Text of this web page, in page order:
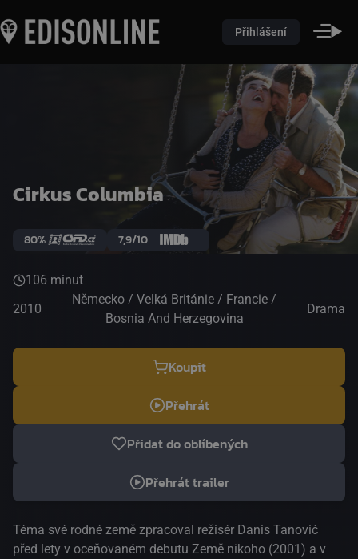
Přihlášení
Cirkus Columbia
80% 7,9/10
106 minut
2010
Německo / Velká Británie / Francie /
Bosnia And Herzegovina
Drama
Koupit
Přehrát
Přidat do oblíbených
Přehrát trailer
Téma své rodné země zpracoval režisér Danis Tanović
před lety v oceňovaném debutu Země nikoho (2001) a v